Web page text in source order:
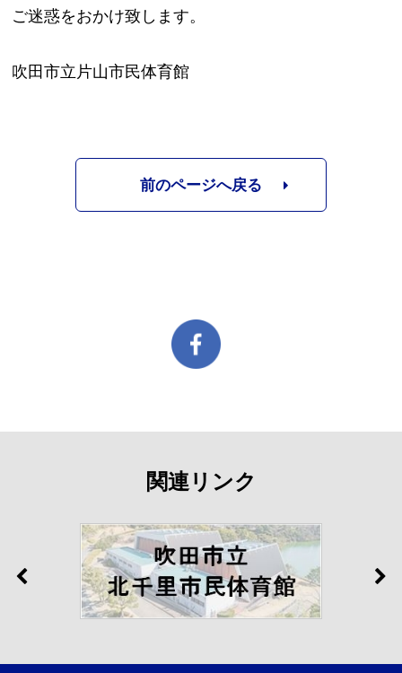
ご迷惑をおかけ致します。
吹田市立片山市民体育館
前のページへ戻る
関連リンク